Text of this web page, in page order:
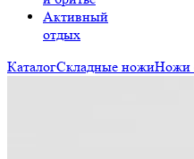
Активный
отдых
КаталогСкладные ножиНожи